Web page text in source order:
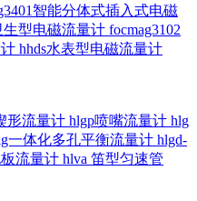
智能分体式插入式电磁
生型电磁流量计 focmag3102
hhds水表型电磁流量计
形流量计 hlgp喷嘴流量计 hlg
一体化多孔平衡流量计 hlgd-
流量计 hlva 笛型匀速管